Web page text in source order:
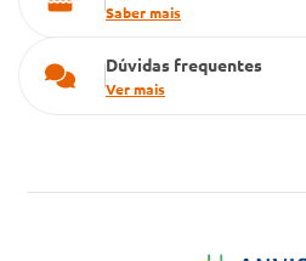
Saber mais
Dúvidas frequentes
Ver mais